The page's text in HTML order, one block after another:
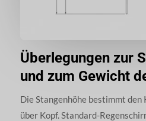
Überlegungen zur
und zum Gewicht
Die Stangenhöhe bestimmt
über Kopf. Standard-